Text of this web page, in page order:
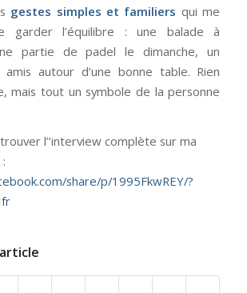
gestes simples et familiers qui me
garder l’équilibre : une balade à
partie de padel le dimanche, un
autour d’une bonne table. Rien
mais tout un symbole de la personne
l’’interview complète sur ma
share/p/1995FkwREY/?